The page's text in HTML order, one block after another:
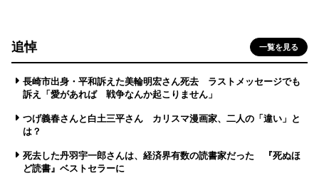
追悼 一覧を見る
長崎市出身・平和訴えた美輪明宏さん死去 ラストメッセージでも
訴え「愛があれば 戦争なんか起こりません」
つげ義春さんと白土三平さん カリスマ漫画家、二人の「違い」と
は？
死去した丹羽宇一郎さんは、経済界有数の読書家だった 『死ぬほ
ど読書』ベストセラーに